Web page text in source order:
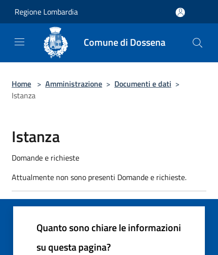
Regione Lombardia
Comune di Dossena
Home > Amministrazione > Documenti e dati >
Istanza
Istanza
Domande e richieste
Attualmente non sono presenti Domande e richieste.
Quanto sono chiare le informazioni
su questa pagina?